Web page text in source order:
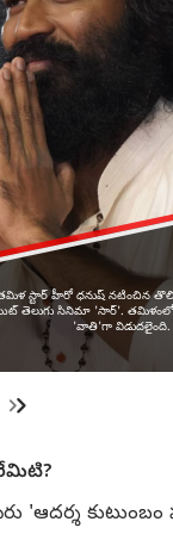
'ఆదర్శ
ఇప్పుడు మారుతి
కొనేవాళ్లు నక్క తోక
తొక్కినట్లే, రూ.లక్షల్లో
డిస్కౌంట్లు!